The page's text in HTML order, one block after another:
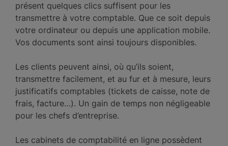
présent quelques clics suffisent pour les
transmettre à votre comptable. Que ce soit depuis
votre ordinateur ou depuis une application mobile.
Vos documents sont ainsi toujours disponibles.
Les clients peuvent ainsi, où qu’ils soient,
transmettre facilement, et au fur et à mesure, leurs
justificatifs comptables (tickets de caisse, note de
frais, facture…). Un gain de temps non négligeable
pour les chefs d’entreprise.
Les cabinets de comptabilité en ligne possèdent